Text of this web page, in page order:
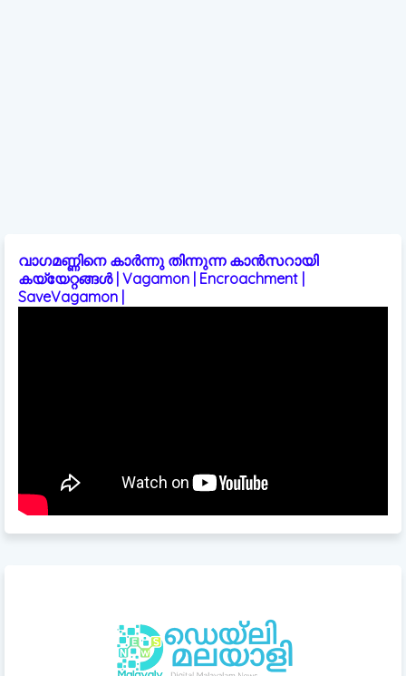
വാഗമണ്ണിനെ കാർന്നു തിന്നുന്ന കാൻസറായി
കയ്യേറ്റങ്ങൾ | Vagamon | Encroachment |
SaveVagamon |